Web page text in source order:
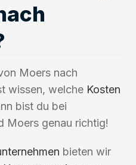
Moers nach
wissen, welche Kosten
bist du bei
Moers genau richtig!
bieten wir